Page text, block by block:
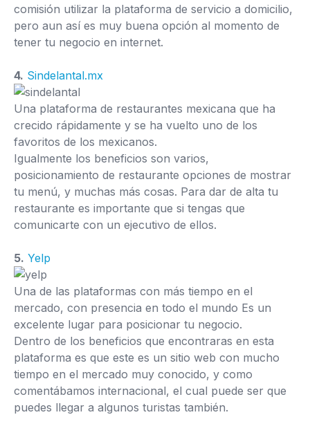
comisión utilizar la plataforma de servicio a domicilio,
pero aun así es muy buena opción al momento de
tener tu negocio en internet.
4. Sindelantal.mx
Una plataforma de restaurantes mexicana que ha
crecido rápidamente y se ha vuelto uno de los
favoritos de los mexicanos.
Igualmente los beneficios son varios,
posicionamiento de restaurante opciones de mostrar
tu menú, y muchas más cosas. Para dar de alta tu
restaurante es importante que si tengas que
comunicarte con un ejecutivo de ellos.
5. Yelp
Una de las plataformas con más tiempo en el
mercado, con presencia en todo el mundo Es un
excelente lugar para posicionar tu negocio.
Dentro de los beneficios que encontraras en esta
plataforma es que este es un sitio web con mucho
tiempo en el mercado muy conocido, y como
comentábamos internacional, el cual puede ser que
puedes llegar a algunos turistas también.